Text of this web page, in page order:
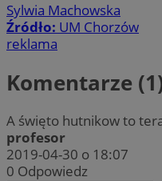
Sylwia Machowska
Źródło: UM Chorzów
reklama
Komentarze
A święto hutnikow to
profesor
2019-04-30 o 18:07
0 Odpowiedz